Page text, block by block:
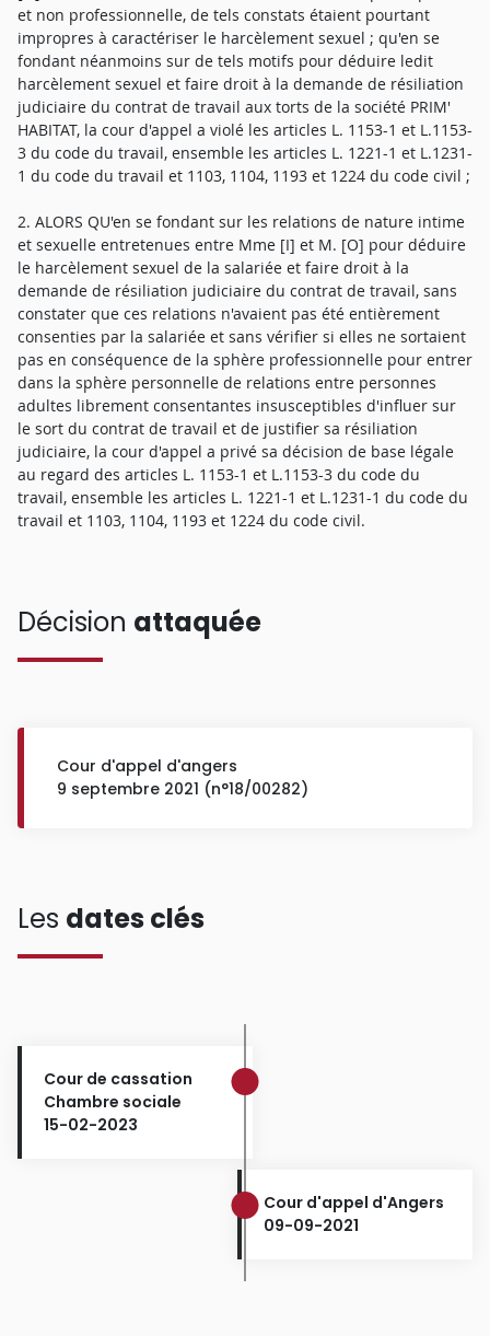
et non professionnelle, de tels constats étaient pourtant
impropres à caractériser le harcèlement sexuel ; qu'en se
fondant néanmoins sur de tels motifs pour déduire ledit
harcèlement sexuel et faire droit à la demande de résiliation
judiciaire du contrat de travail aux torts de la société PRIM'
HABITAT, la cour d'appel a violé les articles L. 1153-1 et L.1153-
3 du code du travail, ensemble les articles L. 1221-1 et L.1231-
1 du code du travail et 1103, 1104, 1193 et 1224 du code civil ;
2. ALORS QU'en se fondant sur les relations de nature intime
et sexuelle entretenues entre Mme [I] et M. [O] pour déduire
le harcèlement sexuel de la salariée et faire droit à la
demande de résiliation judiciaire du contrat de travail, sans
constater que ces relations n'avaient pas été entièrement
consenties par la salariée et sans vérifier si elles ne sortaient
pas en conséquence de la sphère professionnelle pour entrer
dans la sphère personnelle de relations entre personnes
adultes librement consentantes insusceptibles d'influer sur
le sort du contrat de travail et de justifier sa résiliation
judiciaire, la cour d'appel a privé sa décision de base légale
au regard des articles L. 1153-1 et L.1153-3 du code du
travail, ensemble les articles L. 1221-1 et L.1231-1 du code du
travail et 1103, 1104, 1193 et 1224 du code civil.
Décision attaquée
Cour d'appel d'angers
9 septembre 2021 (n°18/00282)
Les dates clés
Cour de cassation
Chambre sociale
15-02-2023
Cour d'appel d'Angers
09-09-2021